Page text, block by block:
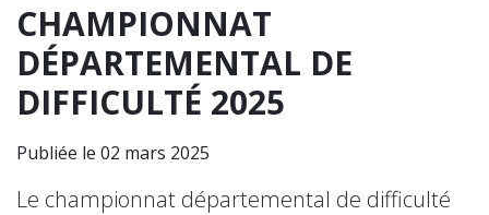
CHAMPIONNAT
DÉPARTEMENTAL DE
DIFFICULTÉ 2025
Publiée le 02 mars 2025
Le championnat départemental de difficulté